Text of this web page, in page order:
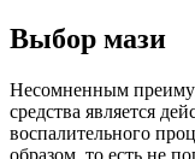
Выбор мази
Несомненным
средства является
воспалительного
образом, то есть не